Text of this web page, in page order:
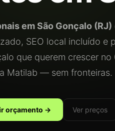
em São Gonçalo (RJ)
SEO local incluído e
que querem crescer
Matilab — sem fronteiras.
orçamento → Ver preços